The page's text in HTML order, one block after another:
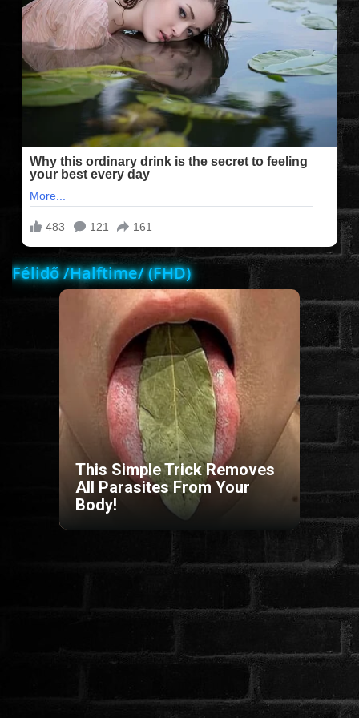
FILMEK (2025-ÖS)
FILMEK (2024-ES)
FILMEK (2023-AS)
FILMEK (2022-ES)
FELIRATOS FILMEK
AKCIÓ
Félidő /Halftime/ (FHD)
This Simple Trick Removes
All Parasites From Your
Body!